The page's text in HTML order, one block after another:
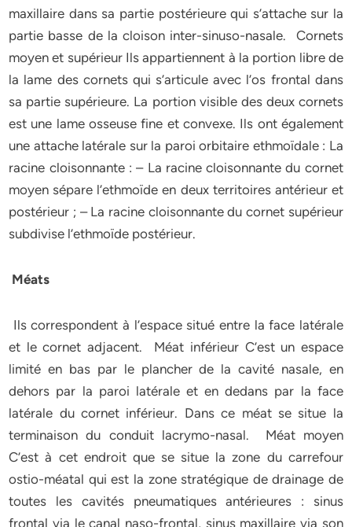
maxillaire dans sa partie postérieure qui s’attache sur la
partie basse de la cloison inter-sinuso-nasale. Cornets
moyen et supérieur Ils appartiennent à la portion libre de
la lame des cornets qui s’articule avec l’os frontal dans
sa partie supérieure. La portion visible des deux cornets
est une lame osseuse fine et convexe. Ils ont également
une attache latérale sur la paroi orbitaire ethmoïdale : La
racine cloisonnante : – La racine cloisonnante du cornet
moyen sépare l’ethmoïde en deux territoires antérieur et
postérieur ; – La racine cloisonnante du cornet supérieur
subdivise l’ethmoïde postérieur.
Méats
Ils correspondent à l’espace situé entre la face latérale
et le cornet adjacent. Méat inférieur C’est un espace
limité en bas par le plancher de la cavité nasale, en
dehors par la paroi latérale et en dedans par la face
latérale du cornet inférieur. Dans ce méat se situe la
terminaison du conduit lacrymo-nasal. Méat moyen
C’est à cet endroit que se situe la zone du carrefour
ostio-méatal qui est la zone stratégique de drainage de
toutes les cavités pneumatiques antérieures : sinus
frontal via le canal naso-frontal, sinus maxillaire via son